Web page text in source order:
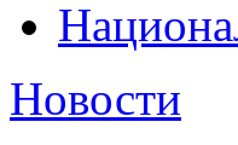
Новости